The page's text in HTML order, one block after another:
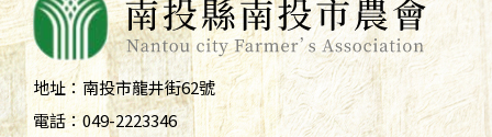
地址：南投市龍井街62號
電話：049-2223346